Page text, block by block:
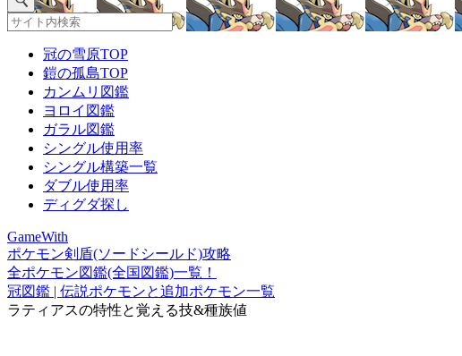
冠の雪原TOP
鎧の孤島TOP
カンムリ図鑑
ヨロイ図鑑
ガラル図鑑
シングル使用率
シングル構築一覧
ダブル使用率
ディグダ探し
GameWith
ポケモン剣盾(ソードシールド)攻略
全ポケモン図鑑(全国図鑑)一覧！
冠図鑑 | 伝説ポケモンと追加ポケモン一覧
ラティアスの特性と覚える技&種族値